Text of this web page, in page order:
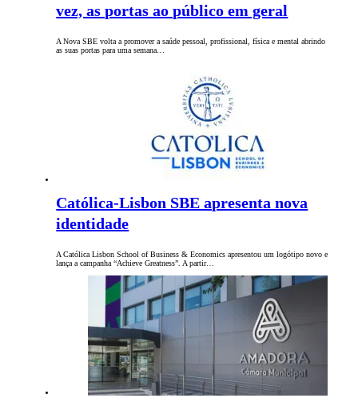
vez, as portas ao público em geral
A Nova SBE volta a promover a saúde pessoal, profissional, física e mental abrindo
as suas portas para uma semana…
Católica-Lisbon SBE apresenta nova
identidade
A Católica Lisbon School of Business & Economics apresentou um logótipo novo e
lança a campanha “Achieve Greatness”. A partir…